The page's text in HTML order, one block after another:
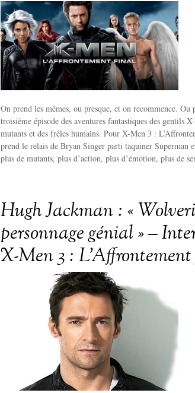
On prend les mêmes, ou presque, et on recommence.
troisième épisode des aventures fantastiques des gentils
mutants et des frêles humains. Pour X-Men 3 :
prend le relais de Bryan Singer parti taquiner Superman
plus de mutants, plus d’action, plus d’émotion, plus de
Hugh Jackman : «
personnage génial » –
X-Men 3 :